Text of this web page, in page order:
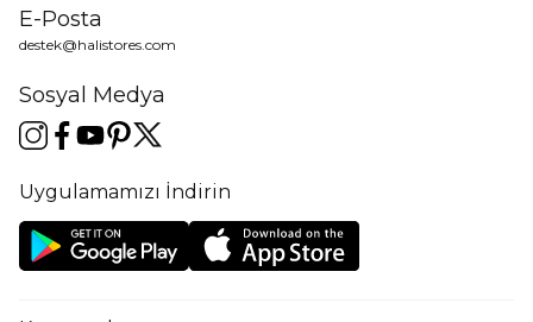
E-Posta
destek@halistores.com
Sosyal Medya
Uygulamamızı İndirin